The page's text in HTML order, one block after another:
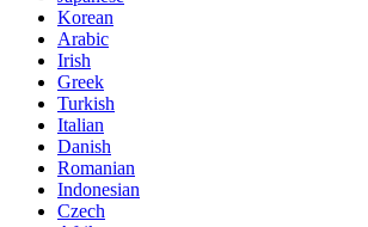
Korean
Arabic
Irish
Greek
Turkish
Italian
Danish
Romanian
Indonesian
Czech